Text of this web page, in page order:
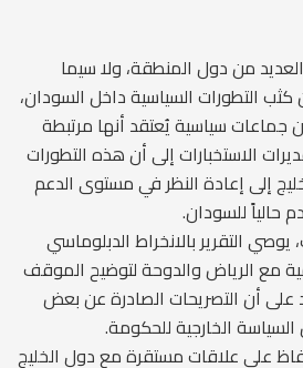
من دول المنطقة، ولا سيما
التطورات السياسية داخل السودان،
جماعات سياسية يُعتقد أنها مرتبطة
الاستخبارات إلى أن هذه التطورات
إلى إعادة النظر في مستوى الدعم
حالياً للسودان.
التقرير بالانخراط الدبلوماسي
مع الرياض والدوحة لتوضيح الموقف
على أن التصريحات الصادرة عن بعض
السياسة الخارجية للحكومة.
على علاقات مستقرة مع دول الخليج